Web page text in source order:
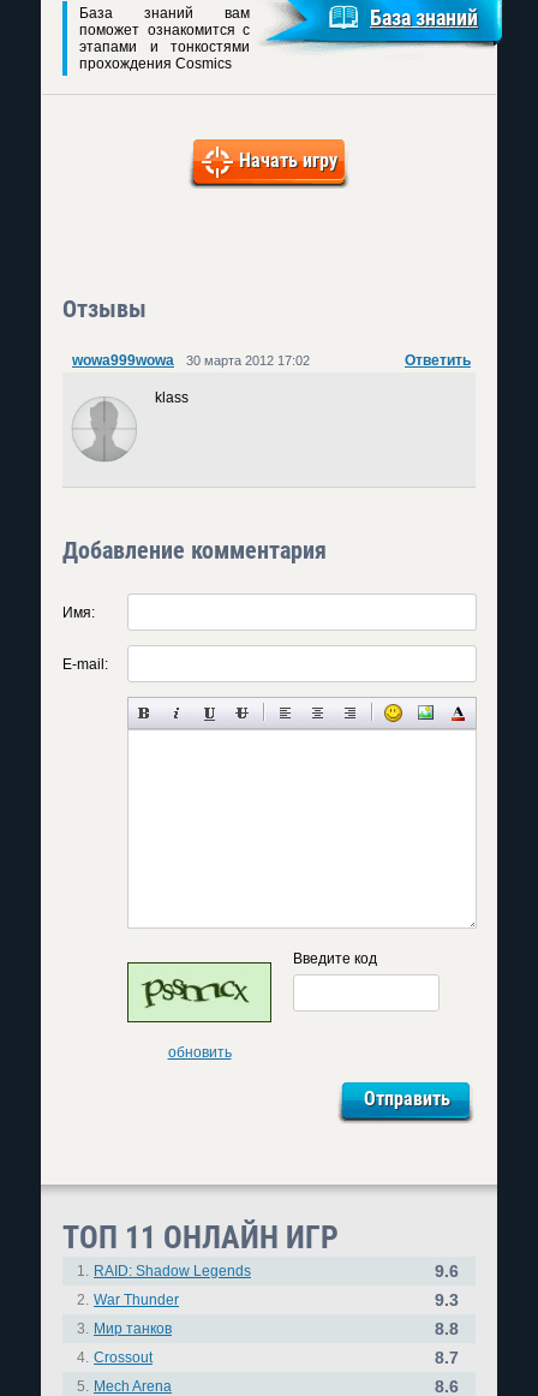
База знаний вам
поможет ознакомится с
этапами и тонкостями
прохождения Cosmics
База знаний
Начать игру
Отзывы
wowa999wowa Ответить
30 марта 2012 17:02
klass
Добавление комментария
Имя:
E-mail:
обновить
Введите код
ТОП 11 ОНЛАЙН ИГР
1. RAID: Shadow Legends 9.6
2. War Thunder 9.3
3. Мир танков 8.8
4. Crossout 8.7
5. Mech Arena 8.6